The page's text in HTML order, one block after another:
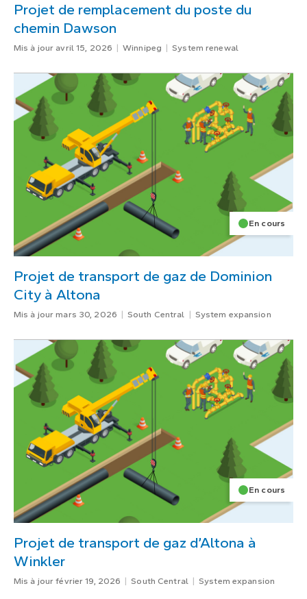
Projet de remplacement du poste du
chemin Dawson
Mis à jour avril 15, 2026 Winnipeg System renewal
En cours
Projet de transport de gaz de Dominion
City à Altona
Mis à jour mars 30, 2026 South Central System expansion
En cours
Projet de transport de gaz d’Altona à
Winkler
Mis à jour février 19, 2026 South Central System expansion